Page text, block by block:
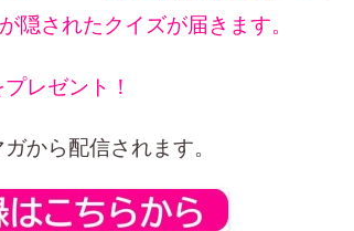
隠されたクイズが届きます。
レゼント！
から配信されます。